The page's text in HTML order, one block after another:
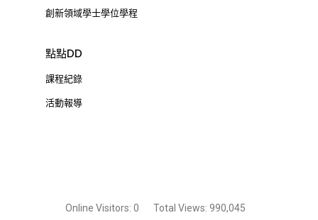
創新領域學士學位學程
點點DD
課程紀錄
活動報導
Online Visitors: 0 Total Views: 990,045